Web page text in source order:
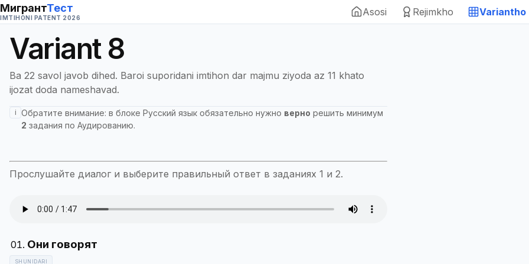
МигрантТест
IMTIHONI PATENT 2026 Asosi Rejimkho Variantho
Variant 8
Ba 22 savol javob dihed. Baroi suporidani imtihon dar majmu ziyoda az 11 khato
ijozat doda nameshavad.
i Обратите внимание: в блоке Русский язык обязательно нужно верно решить минимум
2 задания по Аудированию.
Прослушайте диалог и выберите правильный ответ в заданиях 1 и 2.
SHUNIDARI